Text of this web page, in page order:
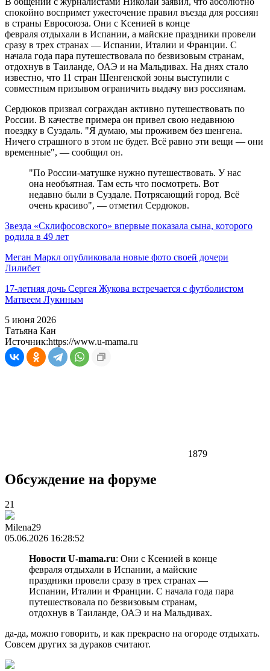
спокойно воспримет ужесточение правил въезда для россиян
в страны Евросоюза. Они с Ксенией в конце
февраля отдыхали в Испании, а майские праздники провели
сразу в трех странах — Испании, Италии и Франции. С
начала года пара путешествовала по безвизовым странам,
отдохнув в Таиланде, ОАЭ и на Мальдивах. На днях стало
известно, что 11 стран Шенгенской зоны выступили с
совместным призывом ограничить выдачу виз россиянам.
Сердюков призвал сограждан активно путешествовать по
России. В качестве примера он привел свою недавнюю
поездку в Суздаль. "Я думаю, мы проживем без шенгена.
Ничего страшного в этом не будет. Всё равно эти вещи — они
временные", — сообщил он.
"По России-матушке нужно путешествовать. У нас
она необъятная. Там есть что посмотреть. Вот
недавно были в Суздале. Потрясающий город. Всё
очень красиво", — отметил Сердюков.
Звезда «Склифосовского» впервые показала сына, которого
родила в 49 лет
Меган Маркл опубликовала новые фото своей дочери
Лилибет
17-летняя дочь Сергея Жукова встречается с футболистом
Матвеем Лукиным
5 июня 2026
Татьяна Кан
Источник:https://www.u-mama.ru
1879
Обсуждение на форуме
21
Milena29
05.06.2026 16:28:52
Новости U-mama.ru: Они с Ксенией в конце
февраля отдыхали в Испании, а майские
праздники провели сразу в трех странах —
Испании, Италии и Франции. С начала года пара
путешествовала по безвизовым странам,
отдохнув в Таиланде, ОАЭ и на Мальдивах.
да-да, можно говорить, и как прекрасно на огороде отдыхать.
Совсем других за дураков считают.